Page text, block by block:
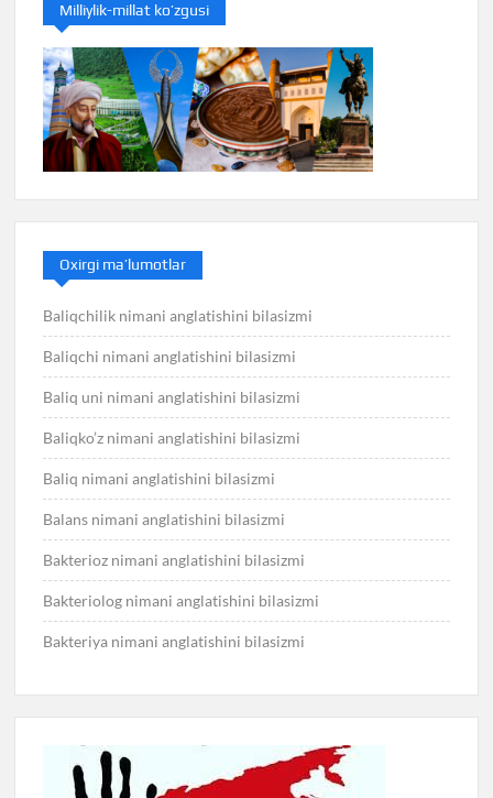
Milliylik-millat ko’zgusi
Oxirgi ma’lumotlar
Baliqchilik nimani anglatishini bilasizmi
Baliqchi nimani anglatishini bilasizmi
Baliq uni nimani anglatishini bilasizmi
Baliqko’z nimani anglatishini bilasizmi
Baliq nimani anglatishini bilasizmi
Balans nimani anglatishini bilasizmi
Bakterioz nimani anglatishini bilasizmi
Bakteriolog nimani anglatishini bilasizmi
Bakteriya nimani anglatishini bilasizmi